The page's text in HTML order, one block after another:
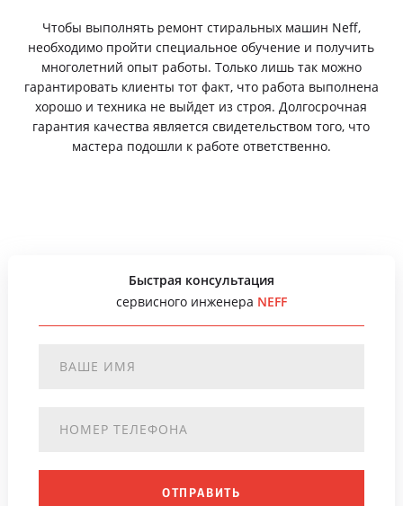
Чтобы выполнять ремонт стиральных машин Neff,
необходимо пройти специальное обучение и получить
многолетний опыт работы. Только лишь так можно
гарантировать клиенты тот факт, что работа выполнена
хорошо и техника не выйдет из строя. Долгосрочная
гарантия качества является свидетельством того, что
мастера подошли к работе ответственно.
Быстрая консультация
сервисного инженера NEFF
ОТПРАВИТЬ